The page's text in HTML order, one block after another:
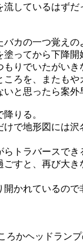
しているはず
カの一つ覚え
ってから下降
りでいたがい
ろを、またもや
と思ったら案
りる。
で地形図には
トラバースで
すと、再び大
かれているので
ろかヘッドラン